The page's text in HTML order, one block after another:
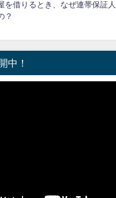
を借りるとき、なぜ連帯保証
？
中！